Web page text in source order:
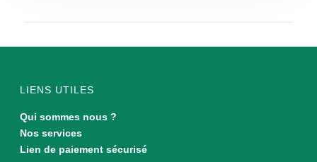
LIENS UTILES
Qui sommes nous ?
Nos services
Lien de paiement sécurisé